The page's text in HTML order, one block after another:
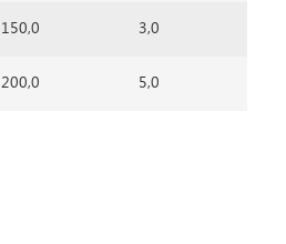
150,0 3,0
200,0 5,0